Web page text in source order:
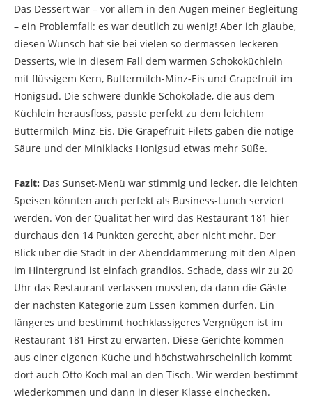
Das Dessert war – vor allem in den Augen meiner Begleitung
– ein Problemfall: es war deutlich zu wenig! Aber ich glaube,
diesen Wunsch hat sie bei vielen so dermassen leckeren
Desserts, wie in diesem Fall dem warmen Schokoküchlein
mit flüssigem Kern, Buttermilch-Minz-Eis und Grapefruit im
Honigsud. Die schwere dunkle Schokolade, die aus dem
Küchlein herausfloss, passte perfekt zu dem leichtem
Buttermilch-Minz-Eis. Die Grapefruit-Filets gaben die nötige
Säure und der Miniklacks Honigsud etwas mehr Süße.
Fazit: Das Sunset-Menü war stimmig und lecker, die leichten
Speisen könnten auch perfekt als Business-Lunch serviert
werden. Von der Qualität her wird das Restaurant 181 hier
durchaus den 14 Punkten gerecht, aber nicht mehr. Der
Blick über die Stadt in der Abenddämmerung mit den Alpen
im Hintergrund ist einfach grandios. Schade, dass wir zu 20
Uhr das Restaurant verlassen mussten, da dann die Gäste
der nächsten Kategorie zum Essen kommen dürfen. Ein
längeres und bestimmt hochklassigeres Vergnügen ist im
Restaurant 181 First zu erwarten. Diese Gerichte kommen
aus einer eigenen Küche und höchstwahrscheinlich kommt
dort auch Otto Koch mal an den Tisch. Wir werden bestimmt
wiederkommen und dann in dieser Klasse einchecken.